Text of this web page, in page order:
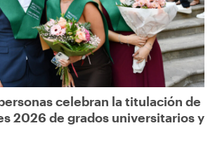
celebran la titulación de
2026 de grados universitarios y